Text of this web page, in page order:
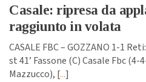
Casale: ripresa da
raggiunto in volata
CASALE FBC – GOZZANO 1-1
st 41’ Fassone (C) Casale Fbc
Mazzucco), [...]